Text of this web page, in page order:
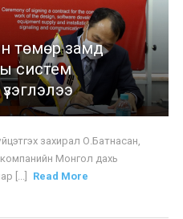
төмөр замд
систем
захирал О.Батнасан,
компанийн Монгол дахь
[...]
Read More